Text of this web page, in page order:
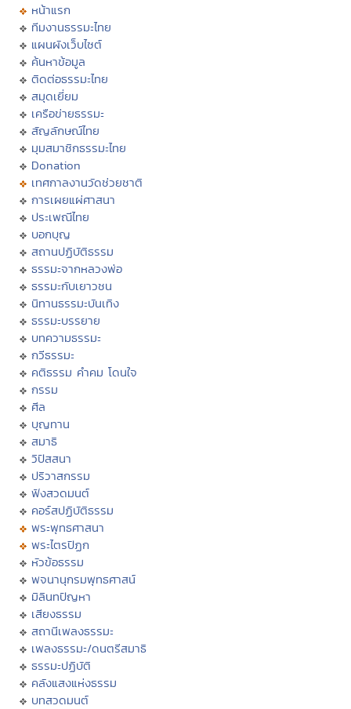
หน้าแรก
ทีมงานธรรมะไทย
แผนผังเว็บไซต์
ค้นหาข้อมูล
ติดต่อธรรมะไทย
สมุดเยี่ยม
เครือข่ายธรรมะ
สัญลักษณ์ไทย
มุมสมาชิกธรรมะไทย
Donation
เทศกาลงานวัดช่วยชาติ
การเผยแผ่ศาสนา
ประเพณีไทย
บอกบุญ
สถานปฏิบัติธรรม
ธรรมะจากหลวงพ่อ
ธรรมะกับเยาวชน
นิทานธรรมะบันเทิง
ธรรมะบรรยาย
บทความธรรมะ
กวีธรรมะ
คติธรรม คำคม โดนใจ
กรรม
ศีล
บุญทาน
สมาธิ
วิปัสสนา
ปริวาสกรรม
ฟังสวดมนต์
คอร์สปฏิบัติธรรม
พระพุทธศาสนา
พระไตรปิฏก
หัวข้อธรรม
พจนานุกรมพุทธศาสน์
มิลินทปัญหา
เสียงธรรม
สถานีเพลงธรรมะ
เพลงธรรมะ/ดนตรีสมาธิ
ธรรมะปฏิบัติ
คลังแสงแห่งธรรม
บทสวดมนต์